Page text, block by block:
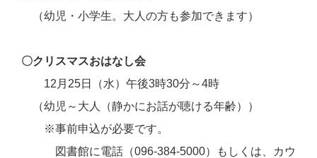
（幼児・小学生。大人の方も参加できます）
〇クリスマスおはなし会
12月25日（水）午後3時30分～4時
（幼児～大人（静かにお話が聴ける年齢））
※事前申込が必要です。
図書館に電話（096-384-5000）もしくは、カウ